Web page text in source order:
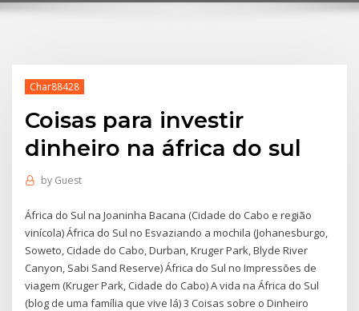
Char88428
Coisas para investir
dinheiro na áfrica do sul
by Guest
África do Sul na Joaninha Bacana (Cidade do Cabo e região
vinícola) África do Sul no Esvaziando a mochila (Johanesburgo,
Soweto, Cidade do Cabo, Durban, Kruger Park, Blyde River
Canyon, Sabi Sand Reserve) África do Sul no Impressões de
viagem (Kruger Park, Cidade do Cabo) A vida na África do Sul
(blog de uma família que vive lá) 3 Coisas sobre o Dinheiro